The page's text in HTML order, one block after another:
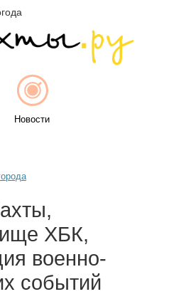
Новости
Объявления
ХБК,
военно-
событий